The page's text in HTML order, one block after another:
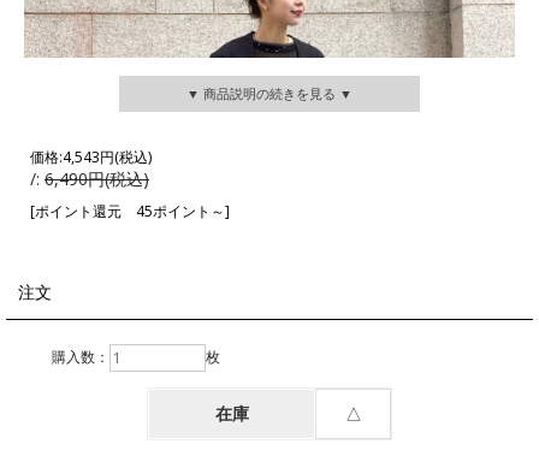
▼ 商品説明の続きを見る ▼
価格:4,543円(税込)
/: 6,490円(税込)
[ポイント還元 45ポイント～]
注文
購入数： 枚
在庫 △